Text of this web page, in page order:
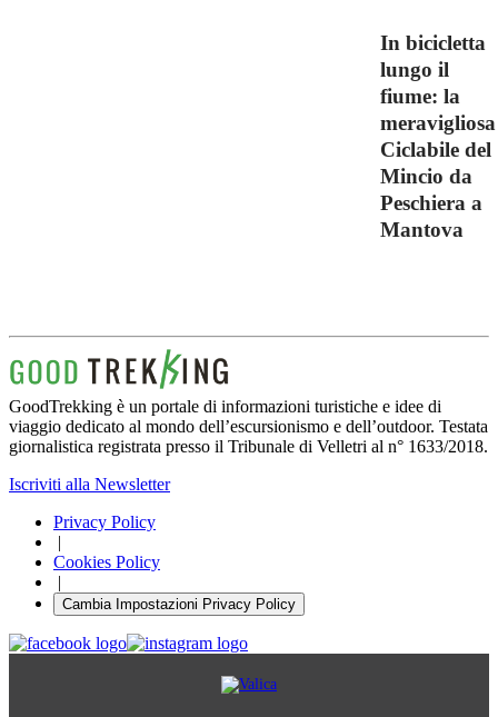
In bicicletta
lungo il
fiume: la
meravigliosa
Ciclabile del
Mincio da
Peschiera a
Mantova
GoodTrekking è un portale di informazioni turistiche e idee di
viaggio dedicato al mondo dell’escursionismo e dell’outdoor. Testata
giornalistica registrata presso il Tribunale di Velletri al n° 1633/2018.
Iscriviti alla Newsletter
Privacy Policy
|
Cookies Policy
|
Cambia Impostazioni Privacy Policy